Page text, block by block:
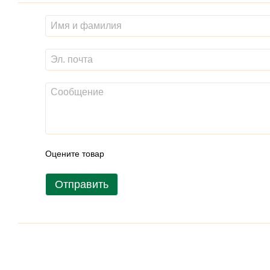
Оцените товар
Отправить